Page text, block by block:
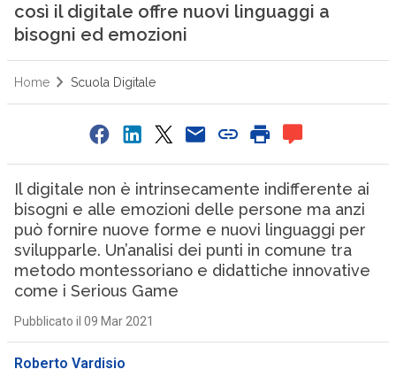
così il digitale offre nuovi linguaggi a
bisogni ed emozioni
Home Scuola Digitale
Il digitale non è intrinsecamente indifferente ai
bisogni e alle emozioni delle persone ma anzi
può fornire nuove forme e nuovi linguaggi per
svilupparle. Un’analisi dei punti in comune tra
metodo montessoriano e didattiche innovative
come i Serious Game
Pubblicato il 09 Mar 2021
Roberto Vardisio